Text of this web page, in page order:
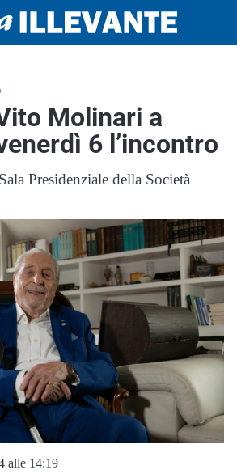
Molinari a
6 l’incontro
Presidenziale della Società
alle 14:19